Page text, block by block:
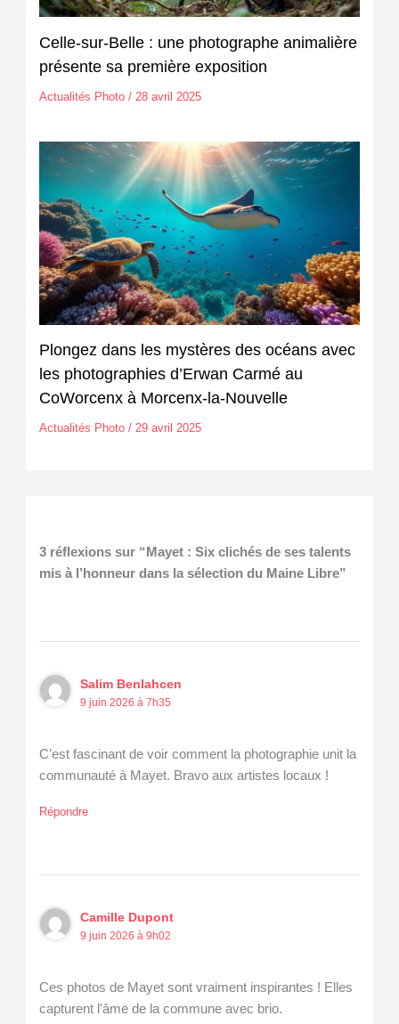
Celle-sur-Belle : une photographe animalière
présente sa première exposition
Actualités Photo/ 28 avril 2025
Plongez dans les mystères des océans avec
les photographies d’Erwan Carmé au
CoWorcenx à Morcenx-la-Nouvelle
Actualités Photo/ 29 avril 2025
3 réflexions sur “Mayet : Six clichés de ses talents
mis à l’honneur dans la sélection du Maine Libre”
Salim Benlahcen
9 juin 2026 à 7h35
C’est fascinant de voir comment la photographie unit la
communauté à Mayet. Bravo aux artistes locaux !
Répondre
Camille Dupont
9 juin 2026 à 9h02
Ces photos de Mayet sont vraiment inspirantes ! Elles
capturent l’âme de la commune avec brio.